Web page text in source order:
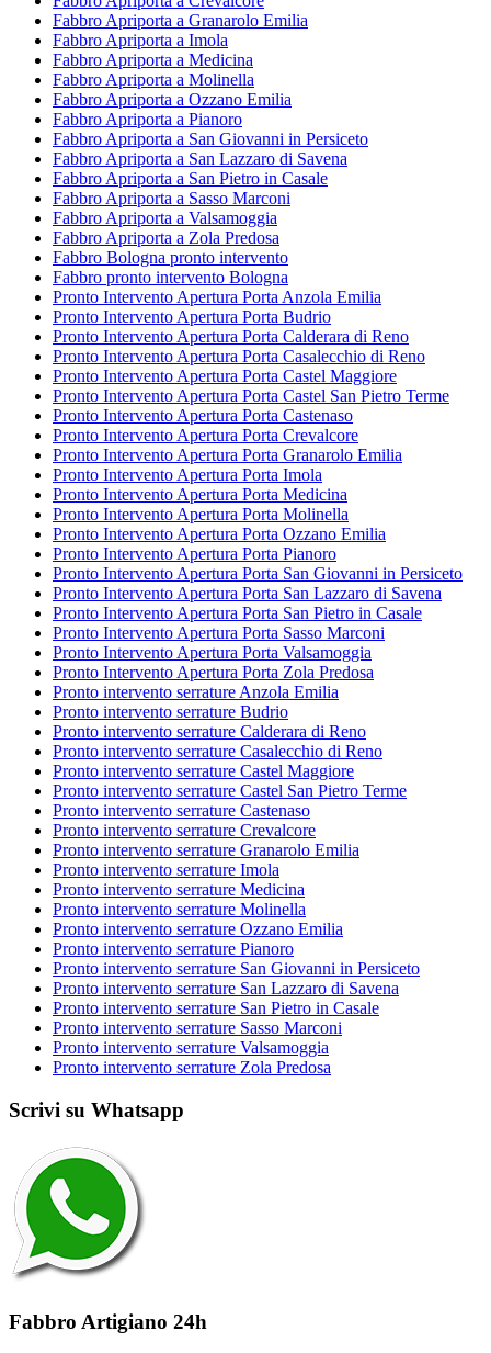
Fabbro Apriporta a Granarolo Emilia
Fabbro Apriporta a Imola
Fabbro Apriporta a Medicina
Fabbro Apriporta a Molinella
Fabbro Apriporta a Ozzano Emilia
Fabbro Apriporta a Pianoro
Fabbro Apriporta a San Giovanni in Persiceto
Fabbro Apriporta a San Lazzaro di Savena
Fabbro Apriporta a San Pietro in Casale
Fabbro Apriporta a Sasso Marconi
Fabbro Apriporta a Valsamoggia
Fabbro Apriporta a Zola Predosa
Fabbro Bologna pronto intervento
Fabbro pronto intervento Bologna
Pronto Intervento Apertura Porta Anzola Emilia
Pronto Intervento Apertura Porta Budrio
Pronto Intervento Apertura Porta Calderara di Reno
Pronto Intervento Apertura Porta Casalecchio di Reno
Pronto Intervento Apertura Porta Castel Maggiore
Pronto Intervento Apertura Porta Castel San Pietro Terme
Pronto Intervento Apertura Porta Castenaso
Pronto Intervento Apertura Porta Crevalcore
Pronto Intervento Apertura Porta Granarolo Emilia
Pronto Intervento Apertura Porta Imola
Pronto Intervento Apertura Porta Medicina
Pronto Intervento Apertura Porta Molinella
Pronto Intervento Apertura Porta Ozzano Emilia
Pronto Intervento Apertura Porta Pianoro
Pronto Intervento Apertura Porta San Giovanni in Persiceto
Pronto Intervento Apertura Porta San Lazzaro di Savena
Pronto Intervento Apertura Porta San Pietro in Casale
Pronto Intervento Apertura Porta Sasso Marconi
Pronto Intervento Apertura Porta Valsamoggia
Pronto Intervento Apertura Porta Zola Predosa
Pronto intervento serrature Anzola Emilia
Pronto intervento serrature Budrio
Pronto intervento serrature Calderara di Reno
Pronto intervento serrature Casalecchio di Reno
Pronto intervento serrature Castel Maggiore
Pronto intervento serrature Castel San Pietro Terme
Pronto intervento serrature Castenaso
Pronto intervento serrature Crevalcore
Pronto intervento serrature Granarolo Emilia
Pronto intervento serrature Imola
Pronto intervento serrature Medicina
Pronto intervento serrature Molinella
Pronto intervento serrature Ozzano Emilia
Pronto intervento serrature Pianoro
Pronto intervento serrature San Giovanni in Persiceto
Pronto intervento serrature San Lazzaro di Savena
Pronto intervento serrature San Pietro in Casale
Pronto intervento serrature Sasso Marconi
Pronto intervento serrature Valsamoggia
Pronto intervento serrature Zola Predosa
Scrivi su Whatsapp
Fabbro Artigiano 24h